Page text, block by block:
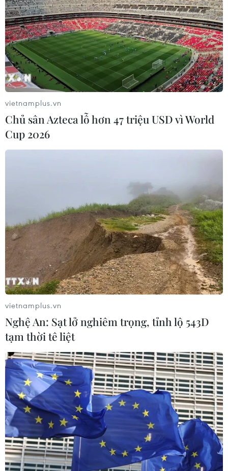
vietnamplus.vn
Chủ sân Azteca lỗ hơn 47 triệu USD vì World
Cup 2026
vietnamplus.vn
Nghệ An: Sạt lở nghiêm trọng, tỉnh lộ 543D
tạm thời tê liệt